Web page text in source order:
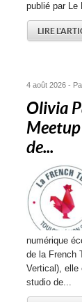
publié par Le
LIRE
4 août 2026 -
Olivia
de...
numérique
de la French
Vertical), elle
studio de...